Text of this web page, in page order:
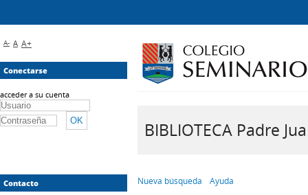
BIBLIOTECA Padre
Nueva búsqueda Ayuda
A- A A+
Conectarse
acceder a su cuenta
Contacto